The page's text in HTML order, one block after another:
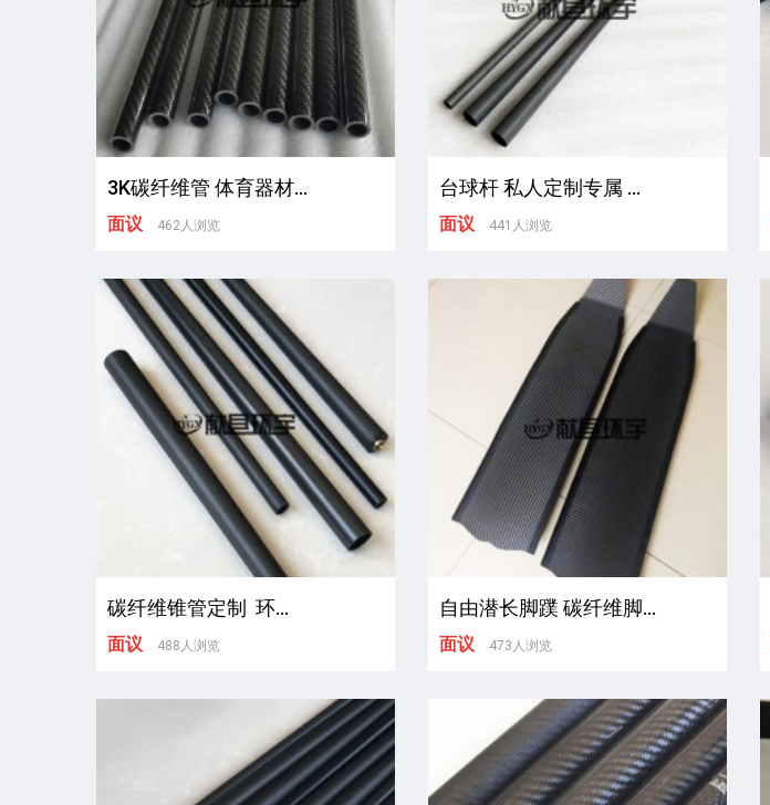
3K碳纤维管 体育器材...
面议 462人浏览
台球杆 私人定制专属 ...
面议 441人浏览
碳纤维锥管定制 环...
面议 488人浏览
自由潜长脚蹼 碳纤维脚...
面议 473人浏览